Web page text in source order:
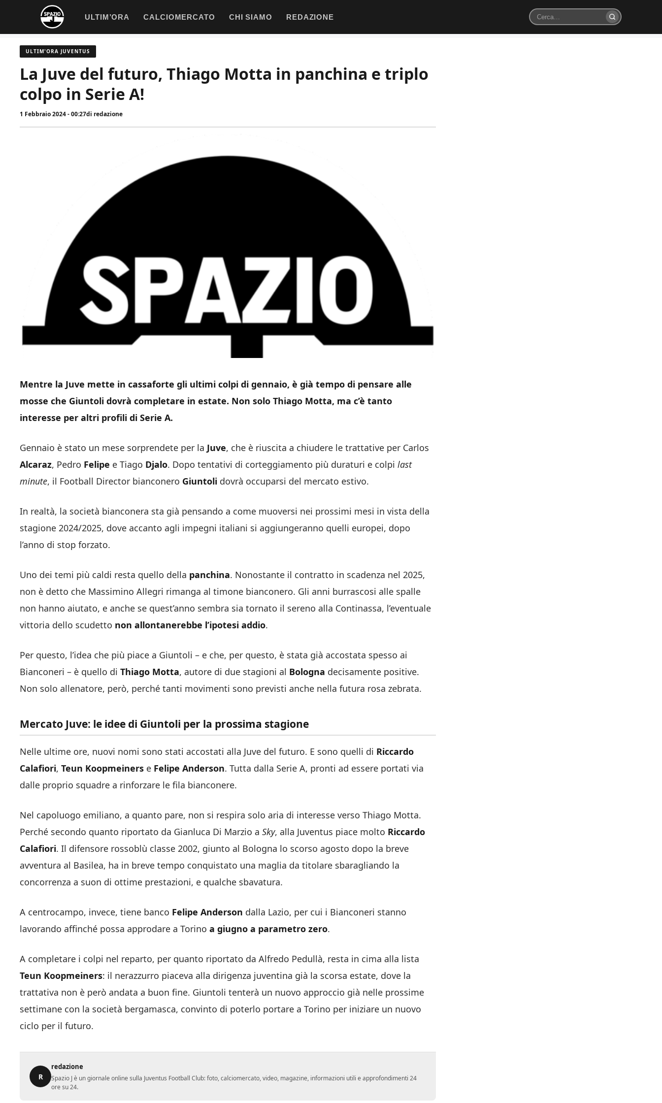
contenuto
ULTIM’ORA CALCIOMERCATO CHI SIAMO REDAZIONE
Cerca
ULTIM'ORA JUVENTUS
La Juve del futuro, Thiago Motta in panchina e triplo
colpo in Serie A!
1 Febbraio 2024 - 00:27di redazione
Mentre la Juve mette in cassaforte gli ultimi colpi di gennaio, è già tempo di pensare alle
mosse che Giuntoli dovrà completare in estate. Non solo Thiago Motta, ma c’è tanto
interesse per altri profili di Serie A.
Gennaio è stato un mese sorprendete per la Juve, che è riuscita a chiudere le trattative per Carlos
Alcaraz, Pedro Felipe e Tiago Djalo. Dopo tentativi di corteggiamento più duraturi e colpi last
minute, il Football Director bianconero Giuntoli dovrà occuparsi del mercato estivo.
In realtà, la società bianconera sta già pensando a come muoversi nei prossimi mesi in vista della
stagione 2024/2025, dove accanto agli impegni italiani si aggiungeranno quelli europei, dopo
l’anno di stop forzato.
Uno dei temi più caldi resta quello della panchina. Nonostante il contratto in scadenza nel 2025,
non è detto che Massimino Allegri rimanga al timone bianconero. Gli anni burrascosi alle spalle
non hanno aiutato, e anche se quest’anno sembra sia tornato il sereno alla Continassa, l’eventuale
vittoria dello scudetto non allontanerebbe l’ipotesi addio.
Per questo, l’idea che più piace a Giuntoli – e che, per questo, è stata già accostata spesso ai
Bianconeri – è quello di Thiago Motta, autore di due stagioni al Bologna decisamente positive.
Non solo allenatore, però, perché tanti movimenti sono previsti anche nella futura rosa zebrata.
Mercato Juve: le idee di Giuntoli per la prossima stagione
Nelle ultime ore, nuovi nomi sono stati accostati alla Juve del futuro. E sono quelli di Riccardo
Calafiori, Teun Koopmeiners e Felipe Anderson. Tutta dalla Serie A, pronti ad essere portati via
dalle proprio squadre a rinforzare le fila bianconere.
Nel capoluogo emiliano, a quanto pare, non si respira solo aria di interesse verso Thiago Motta.
Perché secondo quanto riportato da Gianluca Di Marzio a Sky, alla Juventus piace molto Riccardo
Calafiori. Il difensore rossoblù classe 2002, giunto al Bologna lo scorso agosto dopo la breve
avventura al Basilea, ha in breve tempo conquistato una maglia da titolare sbaragliando la
concorrenza a suon di ottime prestazioni, e qualche sbavatura.
A centrocampo, invece, tiene banco Felipe Anderson dalla Lazio, per cui i Bianconeri stanno
lavorando affinché possa approdare a Torino a giugno a parametro zero.
A completare i colpi nel reparto, per quanto riportato da Alfredo Pedullà, resta in cima alla lista
Teun Koopmeiners: il nerazzurro piaceva alla dirigenza juventina già la scorsa estate, dove la
trattativa non è però andata a buon fine. Giuntoli tenterà un nuovo approccio già nelle prossime
settimane con la società bergamasca, convinto di poterlo portare a Torino per iniziare un nuovo
ciclo per il futuro.
R
redazione
Spazio J è un giornale online sulla Juventus Football Club: foto, calciomercato, video, magazine, informazioni utili e approfondimenti 24
ore su 24.